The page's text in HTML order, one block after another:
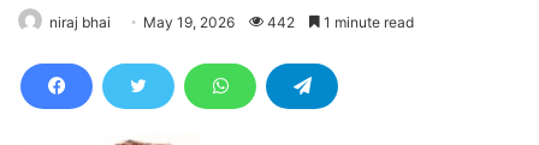
niraj bhai May 19, 2026 442 1 minute read